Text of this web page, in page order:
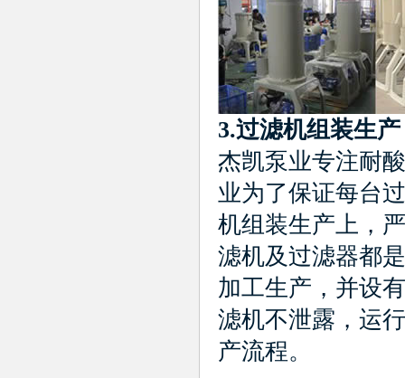
3.过滤机组
杰凯泵业专注耐
业为了保证每台
机组装生产上，
滤机及过滤器都
加工生产，并设
滤机不泄露，运
产流程。